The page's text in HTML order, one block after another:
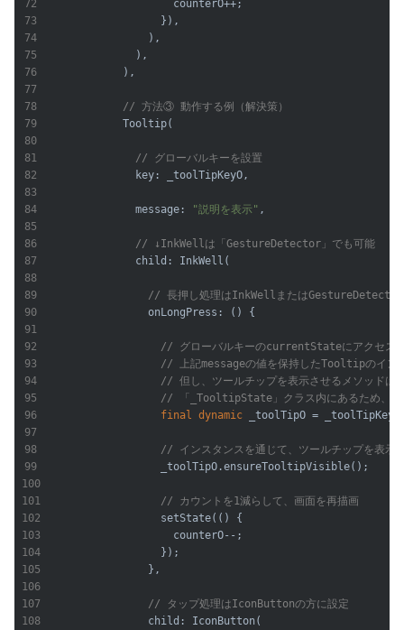
                    counterO++;
                  }),
                ),
              ),
            ),
// 方法③ 動作する例（解決策）
            Tooltip(
// グローバルキーを設置
              key: _toolTipKeyO,
              message:
"説明を表示" ,
// ↓InkWellは「GestureDetector」でも可能
              child: InkWell(
// 長押し処理はInkWellまたはGestureDetector
                onLongPress: () {
// グローバルキーのcurrentStateにアクセス
// 上記messageの値を保持したTooltipのイン
// 但し、ツールチップを表示させるメソッドは
// 「_TooltipState」クラス内にあるため、
final
dynamic _toolTipO =
// インスタンスを通じて、ツールチップを表示
                  _toolTipO.ensureTooltipVisible();
// カウントを1減らして、画面を再描画
                  setState(() {
                    counterO--;
                  });
                },
// タップ処理はIconButtonの方に設定
                child: IconButton(